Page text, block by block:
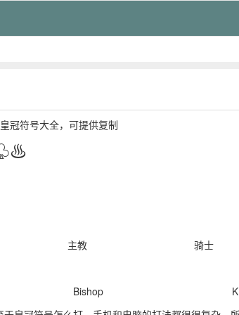
冠符号大全，可提供复制
主教 骑士
Bishop